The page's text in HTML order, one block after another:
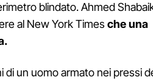
blindato. Ahmed
al New York Times che una
di un uomo armato nei pressi